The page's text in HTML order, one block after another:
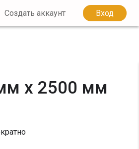
Создать аккаунт Вход
x 2500 мм